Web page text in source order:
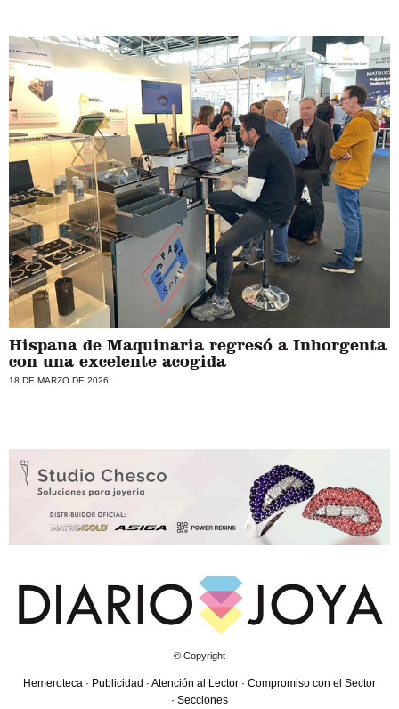
Hispana de Maquinaria regresó a Inhorgenta
con una excelente acogida
18 DE MARZO DE 2026
© Copyright
Hemeroteca · Publicidad · Atención al Lector · Compromiso con el Sector
· Secciones